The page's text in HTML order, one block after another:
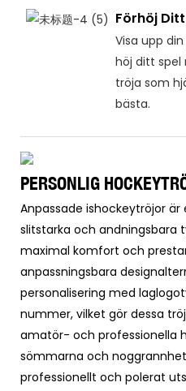
Förhöj
Visa upp
höj ditt spel
tröja som
bästa.
PERSONLIG
Anpassade ishockeytröjor
slitstarka och andningsbara
maximal komfort och
anpassningsbara
personalisering med
nummer, vilket gör dessa
amatör- och professionella
sömmarna och
professionellt och polerat